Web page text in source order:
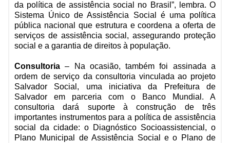
da política de assistência social no Brasil”, lembra. O
Sistema Único de Assistência Social é uma política
pública nacional que estrutura e coordena a oferta de
serviços de assistência social, assegurando proteção
social e a garantia de direitos à população.
Consultoria– Na ocasião, também foi assinada a
ordem de serviço da consultoria vinculada ao projeto
Salvador Social, uma iniciativa da Prefeitura de
Salvador em parceria com o Banco Mundial. A
consultoria dará suporte à construção de três
importantes instrumentos para a política de assistência
social da cidade: o Diagnóstico Socioassistencial, o
Plano Municipal de Assistência Social e o Plano de